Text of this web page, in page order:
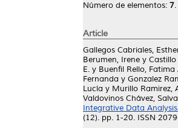
Número de elementos: 7.
Article
Gallegos Cabriales,
Berumen, Irene y Castillo
E. y Buenfil Rello, Fatima
Fernanda y Gonzalez
Lucía y Murillo Ramirez,
Valdovinos Chávez,
Integrative Data
(12). pp. 1-20. ISSN